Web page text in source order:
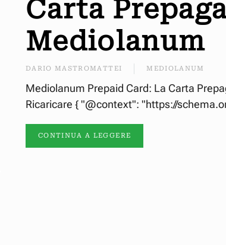
Carta
Mediolanum
DARIO MASTROMATTEI MEDIOLANUM
Mediolanum Prepaid Card: La Carta
Ricaricare { "@context": "https://
CONTINUA A LEGGERE